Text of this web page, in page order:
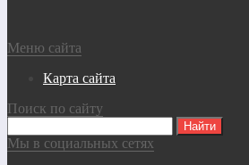
Меню сайта
Карта сайта
Поиск по сайту
Мы в социальных сетях